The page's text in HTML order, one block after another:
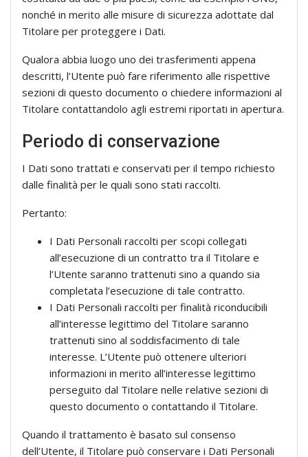
nonché in merito alle misure di sicurezza adottate dal
Titolare per proteggere i Dati.
Qualora abbia luogo uno dei trasferimenti appena
descritti, l’Utente può fare riferimento alle rispettive
sezioni di questo documento o chiedere informazioni al
Titolare contattandolo agli estremi riportati in apertura.
Periodo di conservazione
I Dati sono trattati e conservati per il tempo richiesto
dalle finalità per le quali sono stati raccolti.
Pertanto:
I Dati Personali raccolti per scopi collegati
all’esecuzione di un contratto tra il Titolare e
l’Utente saranno trattenuti sino a quando sia
completata l’esecuzione di tale contratto.
I Dati Personali raccolti per finalità riconducibili
all’interesse legittimo del Titolare saranno
trattenuti sino al soddisfacimento di tale
interesse. L’Utente può ottenere ulteriori
informazioni in merito all’interesse legittimo
perseguito dal Titolare nelle relative sezioni di
questo documento o contattando il Titolare.
Quando il trattamento è basato sul consenso
dell’Utente, il Titolare può conservare i Dati Personali